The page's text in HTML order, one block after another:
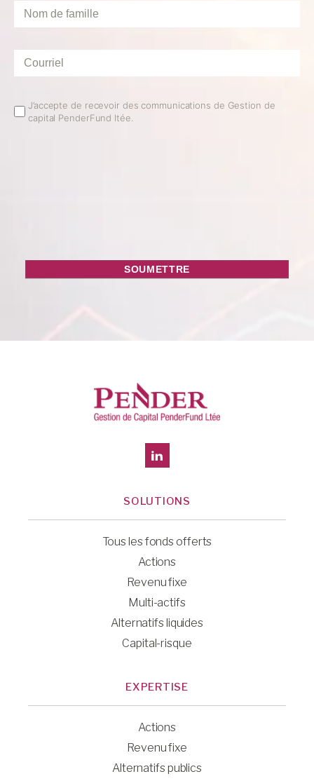
Nom
Courriel*
Email
Opt
J’accepte de recevoir des communications de Gestion de
capital PenderFund ltée.
SOLUTIONS
Tous les fonds offerts
Actions
Revenu fixe
Multi-actifs
Alternatifs liquides
Capital-risque
EXPERTISE
Actions
Revenu fixe
Alternatifs publics